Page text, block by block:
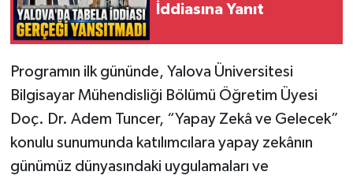
İddiasına Yanıt
Programın ilk gününde, Yalova Üniversitesi
Bilgisayar Mühendisliği Bölümü Öğretim Üyesi
Doç. Dr. Adem Tuncer, “Yapay Zekâ ve Gelecek”
konulu sunumunda katılımcılara yapay zekânın
günümüz dünyasındaki uygulamaları ve